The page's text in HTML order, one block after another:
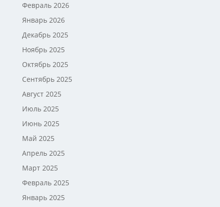
Февраль 2026
Январь 2026
Декабрь 2025
Ноябрь 2025
Октябрь 2025
Сентябрь 2025
Август 2025
Июль 2025
Июнь 2025
Май 2025
Апрель 2025
Март 2025
Февраль 2025
Январь 2025